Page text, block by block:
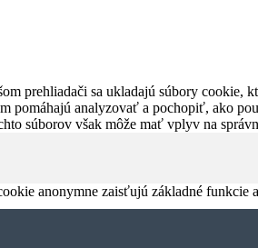
prehliadači sa ukladajú súbory cookie,
analyzovať a pochopiť, ako
súborov však môže mať vplyv na
anonymne zaisťujú základné funkcie